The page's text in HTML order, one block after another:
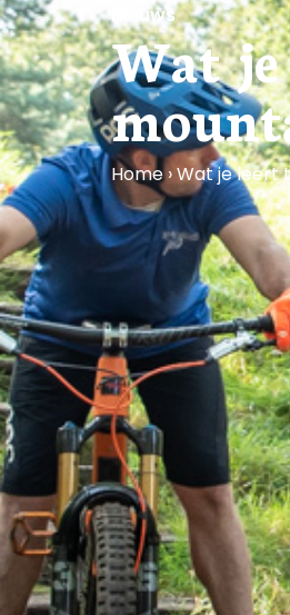
Nieuws
Wat
Home ›Wat je leert